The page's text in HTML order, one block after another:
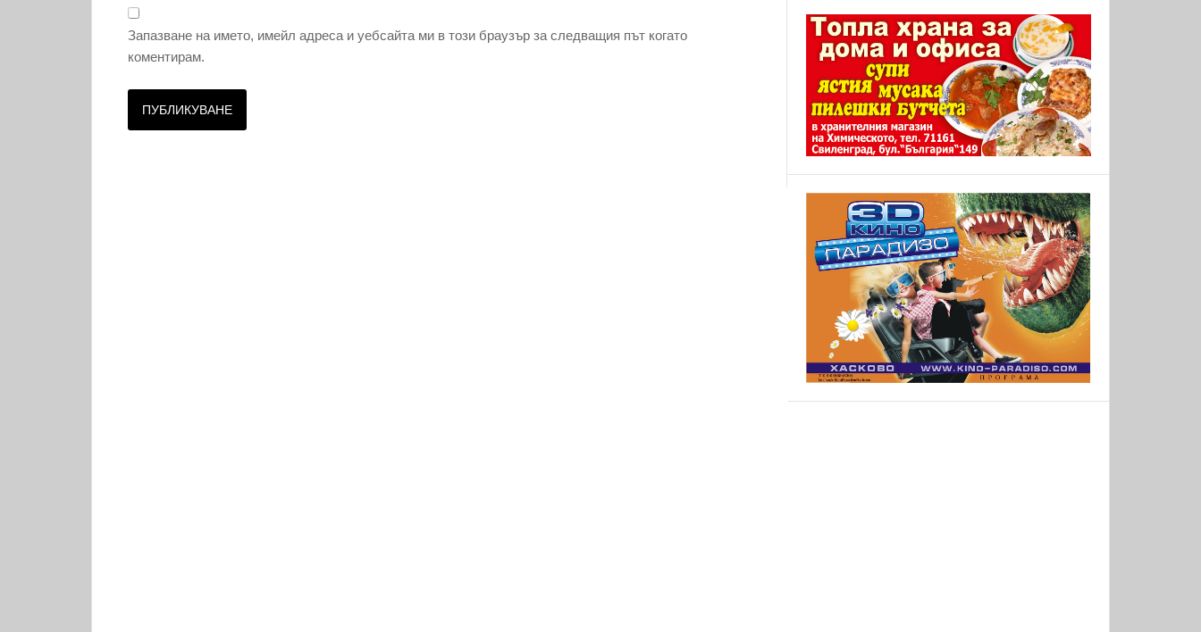
Запазване на името, имейл адреса и уебсайта ми в този браузър за следващия път когато
коментирам.